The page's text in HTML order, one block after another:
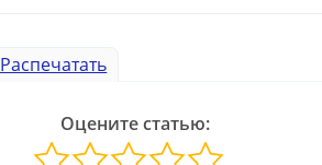
Распечатать
Оцените статью: